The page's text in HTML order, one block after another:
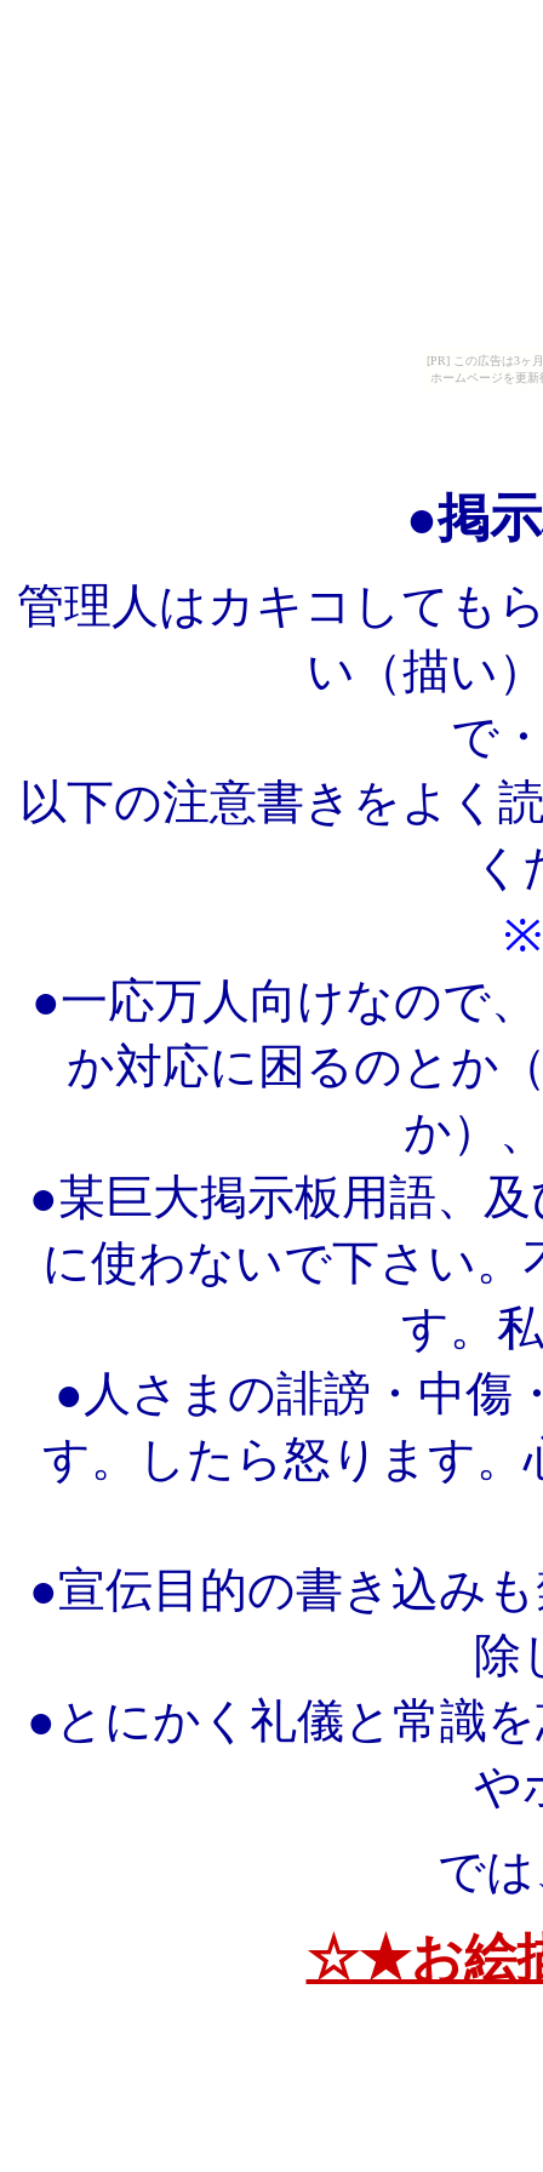
[PR] この広告は3ヶ
ホームページを更
●掲
管理人はカキコしても
い（描い
で
以下の注意書きをよく
く
●一応万人向けなので
か対応に困るのとか
か）
●某巨大掲示板用語、
に使わないで下さい
す。
●人さまの誹謗・中傷
す。したら怒ります
●宣伝目的の書き込み
除
●とにかく礼儀と常識
や
で
☆★お絵